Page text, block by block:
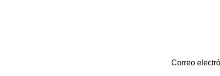
Correo